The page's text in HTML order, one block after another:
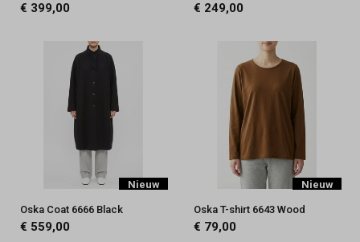
€ 399,00 € 249,00
Nieuw
Oska Coat 6666 Black
€ 559,00
Nieuw
Oska T-shirt 6643 Wood
€ 79,00